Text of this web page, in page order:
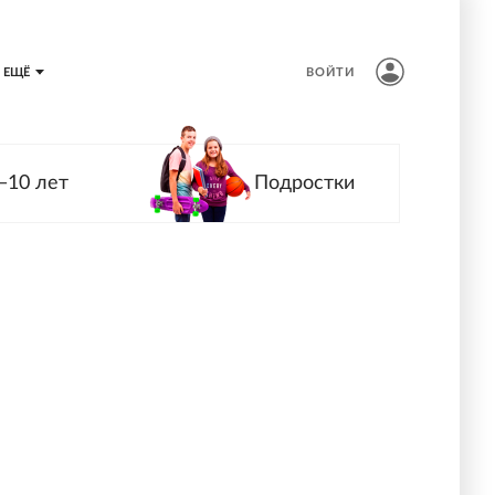
ЕЩЁ ВОЙТИ
лет Подростки